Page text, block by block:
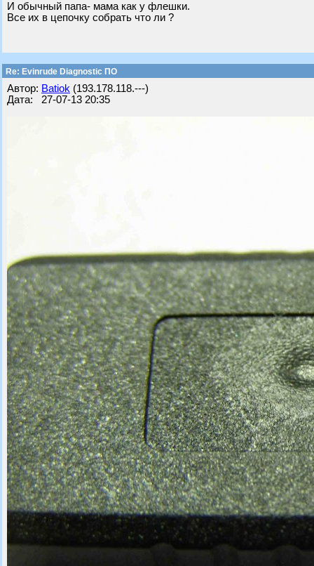
И обычный папа- мама как у флешки.
Все их в цепочку собрать что ли ?
Re: Evinrude Diagnostic ПО
Автор: Batiok (193.178.118.---)
Дата: 27-07-13 20:35